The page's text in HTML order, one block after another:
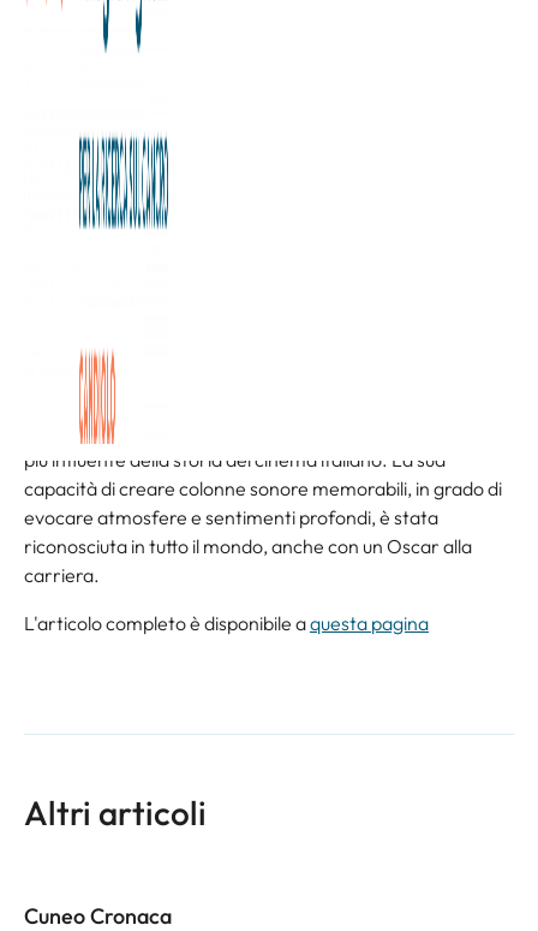
Un grande evento musicale che unisce musica e
Conservatorio Giuseppe Verdi di Torino sarà il palco su cui
si esibirà l’Orchestra Magister Harmoniae, che, diretta da
Elena Gallafrio, con l’arricchimento del coro Parents’
Choir, e con l’alternanza dei cantanti solisti Marta Lauria,
Oltre alle musiche di Hans Zimmer, John Williams, e tanti
altri, un grande omaggio sarà tributato a Ennio Morricone
considerato un “genio” della musica e anche il compositore
più influente della storia del cinema italiano. La sua
capacità di creare colonne sonore memorabili, in grado di
evocare atmosfere e sentimenti profondi, è stata
riconosciuta in tutto il mondo, anche con un Oscar alla
carriera.
L'articolo completo è disponibile aquesta pagina
Altri articoli
Cuneo Cronaca